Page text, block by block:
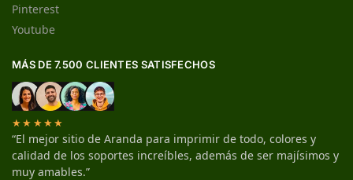
Pinterest
Youtube
MÁS DE 7.500 CLIENTES SATISFECHOS
★★★★★
“El mejor sitio de Aranda para imprimir de todo, colores y
calidad de los soportes increíbles, además de ser majísimos y
muy amables.”